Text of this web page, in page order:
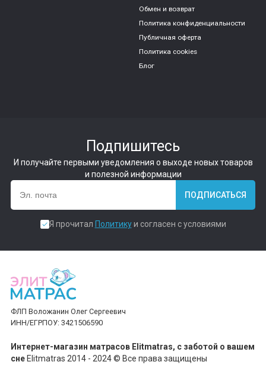
Обмен и возврат
Политика конфиденциальности
Публичная оферта
Политика cookies
Блог
Подпишитесь
И получайте первыми уведомления о выходе новых товаров
и полезной информации
ПОДПИСАТЬСЯ
Я прочитал Политикуи согласен с условиями
ФЛП Воложанин Олег Сергеевич
ИНН/ЕГРПОУ: 3421506590
Интернет-магазин матрасов Elitmatras, c заботой о вашем
сне Elitmatras 2014 - 2024 © Все права защищены